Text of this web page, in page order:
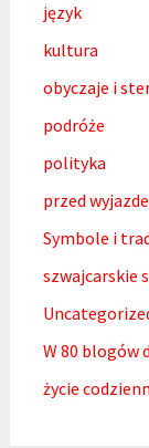
język
kultura
obyczaje i
podróże
polityka
przed
Symbole i
szwajcarskie
W 80 blogów
życie